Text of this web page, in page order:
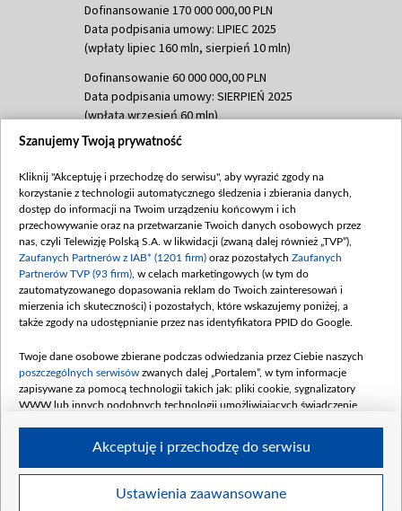
Dofinansowanie 170 000 000,00 PLN
Data podpisania umowy: LIPIEC 2025
(wpłaty lipiec 160 mln, sierpień 10 mln)
Dofinansowanie 60 000 000,00 PLN
Data podpisania umowy: SIERPIEŃ 2025
(wpłata wrzesień 60 mln)
Dofinansowanie 635 783 051,21 PLN
(wpłata wrzesień 100 mln, październik 350
mln, listopad 265 mln)
Dofinansowanie 48 862 000,00 PLN
Data podpisania umowy: GRUDZIEŃ 2025
(wpłata grudzień 60,548 mln)
Dofinansowanie 900 000 000,00 PLN
Data podpisania umowy: LUTY 2026 (wpłata
kwiecień 180 mln, 7 maja 180 mln, 8
czerwca 90 mln)
Dofinansowanie 250 000 000,00 PLN
4 sierpnia 250 mln
Szanujemy Twoją prywatność
Kliknij "Akceptuję i przechodzę do serwisu", aby wyrazić zgody na
korzystanie z technologii automatycznego śledzenia i zbierania danych,
dostęp do informacji na Twoim urządzeniu końcowym i ich
przechowywanie oraz na przetwarzanie Twoich danych osobowych przez
nas, czyli Telewizję Polską S.A. w likwidacji (zwaną dalej również „TVP”),
Zaufanych Partnerów z IAB* (1201 firm) oraz pozostałych Zaufanych
Partnerów TVP (93 firm) , w celach marketingowych (w tym do
zautomatyzowanego dopasowania reklam do Twoich zainteresowań i
mierzenia ich skuteczności) i pozostałych, które wskazujemy poniżej, a
także zgody na udostępnianie przez nas identyfikatora PPID do Google.
Twoje dane osobowe zbierane podczas odwiedzania przez Ciebie naszych
poszczególnych serwisów zwanych dalej „Portalem”, w tym informacje
zapisywane za pomocą technologii takich jak: pliki cookie, sygnalizatory
WWW lub innych podobnych technologii umożliwiających świadczenie
Twoje dane osobowe zbierane podczas odwiedzania przez Ciebie
Ustawienia zaawansowane
Akceptuję i przechodzę do serwisu